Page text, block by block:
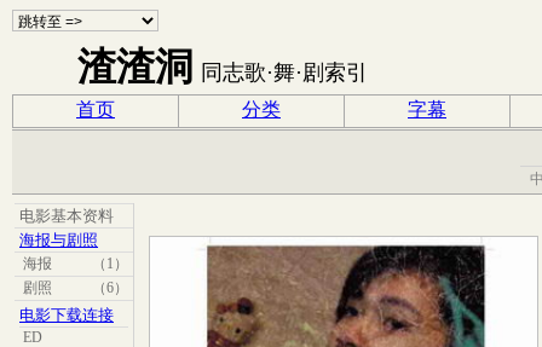
渣渣洞 同志歌·舞·剧索引
首页 分类 字幕
电影基本资料
海报与剧照
海报
（1）
剧照
（6）
电影下载连接
ED